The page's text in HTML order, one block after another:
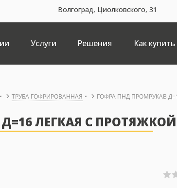
Волгоград, Циолковского, 31
Услуги Решения Как купить
ТРУБА ГОФРИРОВАННАЯ ГОФРА ПНД ПРОМРУКАВ
ЛЕГКАЯ С